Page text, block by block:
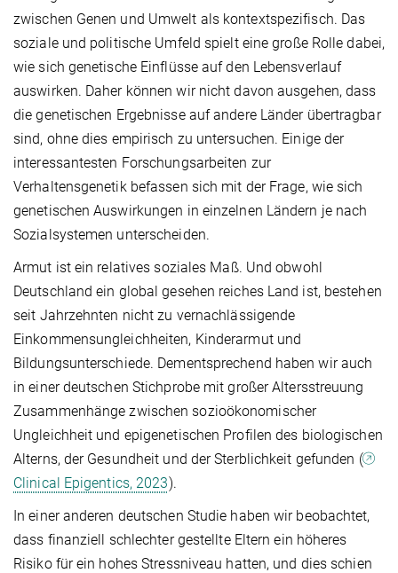
zwischen Genen und Umwelt als kontextspezifisch. Das
soziale und politische Umfeld spielt eine große Rolle dabei,
wie sich genetische Einflüsse auf den Lebensverlauf
auswirken. Daher können wir nicht davon ausgehen, dass
die genetischen Ergebnisse auf andere Länder übertragbar
sind, ohne dies empirisch zu untersuchen. Einige der
interessantesten Forschungsarbeiten zur
Verhaltensgenetik befassen sich mit der Frage, wie sich
genetischen Auswirkungen in einzelnen Ländern je nach
Sozialsystemen unterscheiden.
Armut ist ein relatives soziales Maß. Und obwohl
Deutschland ein global gesehen reiches Land ist, bestehen
seit Jahrzehnten nicht zu vernachlässigende
Einkommensungleichheiten, Kinderarmut und
Bildungsunterschiede. Dementsprechend haben wir auch
in einer deutschen Stichprobe mit großer Altersstreuung
Zusammenhänge zwischen sozioökonomischer
Ungleichheit und epigenetischen Profilen des biologischen
Alterns, der Gesundheit und der Sterblichkeit gefunden (
Clinical Epigentics, 2023).
In einer anderen deutschen Studie haben wir beobachtet,
dass finanziell schlechter gestellte Eltern ein höheres
Risiko für ein hohes Stressniveau hatten, und dies schien